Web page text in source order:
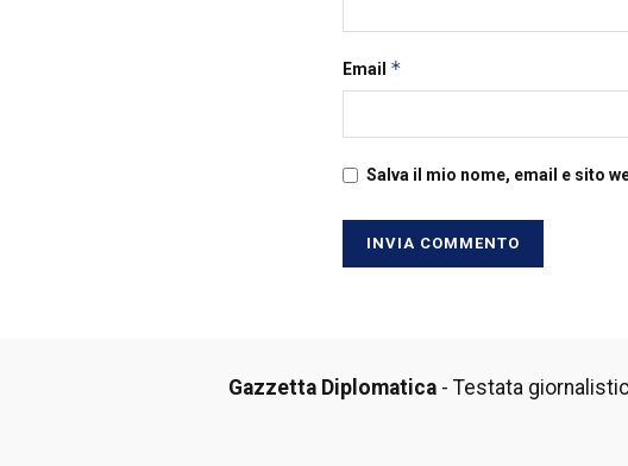
Email *
Salva il mio nome, email e sito
Gazzetta Diplomatica- Testata